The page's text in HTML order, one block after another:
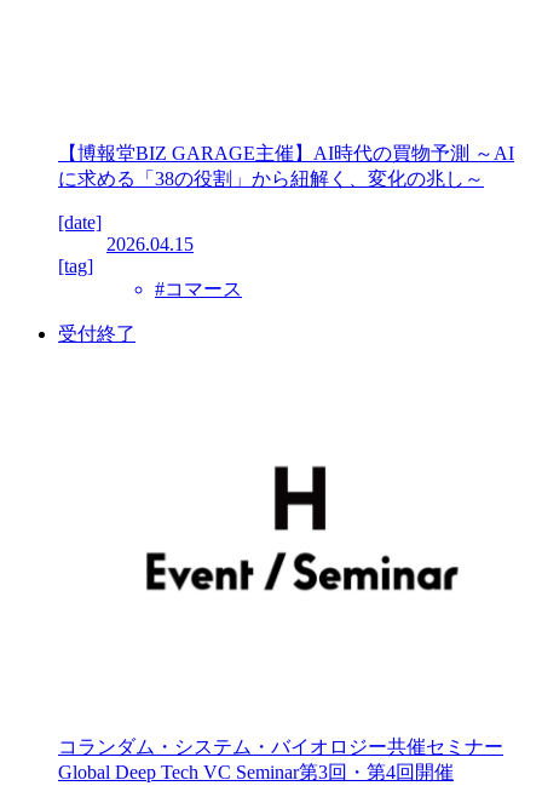
【博報堂BIZ GARAGE主催】AI時代の買物予測 ～AI
に求める「38の役割」から紐解く、変化の兆し～
[date]
2026.04.15
[tag]
#コマース
受付終了
コランダム・システム・バイオロジー共催セミナー
Global Deep Tech VC Seminar第3回・第4回開催